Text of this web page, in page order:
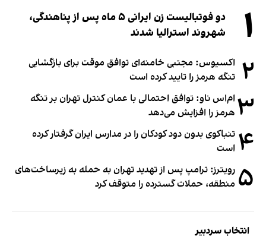
۱
دو فوتبالیست زن ایرانی ۵ ماه پس از پناهندگی،
شهروند استرالیا شدند
۲ اکسیوس: مجتبی خامنه‌ای توافق موقت برای بازگشایی
تنگه هرمز را تایید کرده است
۳ ام‌اس ناو: توافق احتمالی با عمان کنترل تهران بر تنگه
هرمز را افزایش می‌دهد
۴ تنباکوی بدون دود کودکان را در مدارس ایران گرفتار کرده
است
۵ رویترز: ترامپ پس از تهدید تهران به حمله به زیرساخت‌های
منطقه، حملات گسترده را متوقف کرد
انتخاب سردبیر